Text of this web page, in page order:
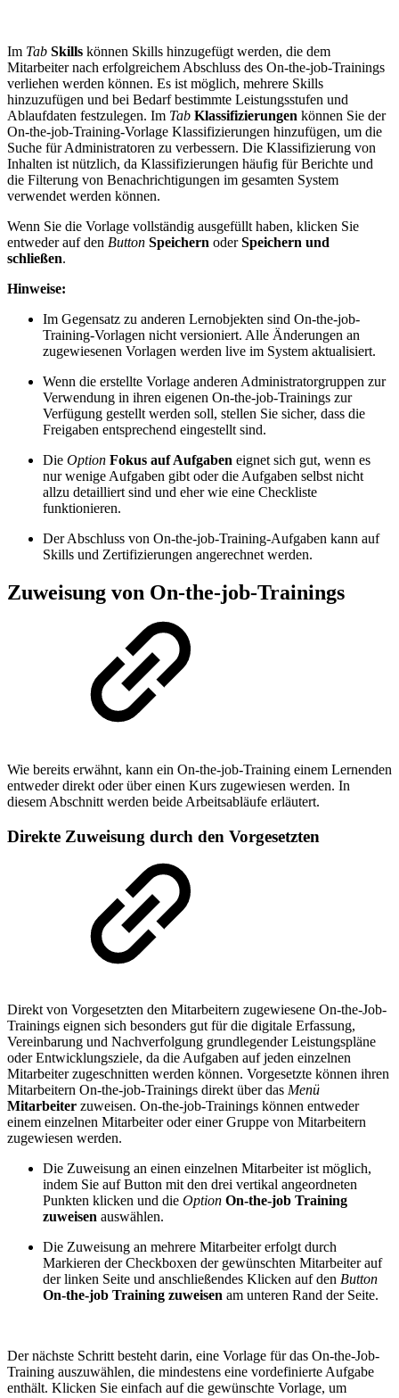
Im Tab Skills können Skills hinzugefügt werden, die dem
Mitarbeiter nach erfolgreichem Abschluss des On-the-job-Trainings
verliehen werden können. Es ist möglich, mehrere Skills
hinzuzufügen und bei Bedarf bestimmte Leistungsstufen und
Ablaufdaten festzulegen. Im Tab Klassifizierungen können Sie der
On-the-job-Training-Vorlage Klassifizierungen hinzufügen, um die
Suche für Administratoren zu verbessern. Die Klassifizierung von
Inhalten ist nützlich, da Klassifizierungen häufig für Berichte und
die Filterung von Benachrichtigungen im gesamten System
verwendet werden können.
Wenn Sie die Vorlage vollständig ausgefüllt haben, klicken Sie
entweder auf den Button Speichern oderSpeichern und
schließen.
Hinweise:
Im Gegensatz zu anderen Lernobjekten sind On-the-job-
Training-Vorlagen nicht versioniert. Alle Änderungen an
zugewiesenen Vorlagen werden live im System aktualisiert.
Wenn die erstellte Vorlage anderen Administratorgruppen zur
Verwendung in ihren eigenen On-the-job-Trainings zur
Verfügung gestellt werden soll, stellen Sie sicher, dass die
Freigaben entsprechend eingestellt sind.
Die Option Fokus auf Aufgaben eignet sich gut, wenn es
nur wenige Aufgaben gibt oder die Aufgaben selbst nicht
allzu detailliert sind und eher wie eine Checkliste
funktionieren.
Der Abschluss von On-the-job-Training-Aufgaben kann auf
Skills und Zertifizierungen angerechnet werden.
Zuweisung von On-the-job-Trainings
Wie bereits erwähnt, kann ein On-the-job-Training einem Lernenden
entweder direkt oder über einen Kurs zugewiesen werden. In
diesem Abschnitt werden beide Arbeitsabläufe erläutert.
Direkte Zuweisung durch den Vorgesetzten
Direkt von Vorgesetzten den Mitarbeitern zugewiesene On-the-Job-
Trainings eignen sich besonders gut für die digitale Erfassung,
Vereinbarung und Nachverfolgung grundlegender Leistungspläne
oder Entwicklungsziele, da die Aufgaben auf jeden einzelnen
Mitarbeiter zugeschnitten werden können. Vorgesetzte können ihren
Mitarbeitern On-the-job-Trainings direkt über das Menü
Mitarbeiter zuweisen. On-the-job-Trainings können entweder
einem einzelnen Mitarbeiter oder einer Gruppe von Mitarbeitern
zugewiesen werden.
Die Zuweisung an einen einzelnen Mitarbeiter ist möglich,
indem Sie auf Button mit den drei vertikal angeordneten
Punkten klicken und die Option On-the-job Training
zuweisen auswählen.
Die Zuweisung an mehrere Mitarbeiter erfolgt durch
Markieren der Checkboxen der gewünschten Mitarbeiter auf
der linken Seite und anschließendes Klicken auf den Button
On-the-job Training zuweisen am unteren Rand der Seite.
Der nächste Schritt besteht darin, eine Vorlage für das On-the-Job-
Training auszuwählen, die mindestens eine vordefinierte Aufgabe
enthält. Klicken Sie einfach auf die gewünschte Vorlage, um